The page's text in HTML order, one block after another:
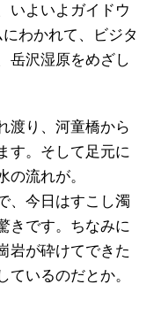
いよいよガイドウ
わかれて、ビジタ
岳沢湿原をめざし
渡り、河童橋から
す。そして足元に
の流れが。
、今日はすこし濁
きです。ちなみに
岩が砕けてできた
ているのだとか。